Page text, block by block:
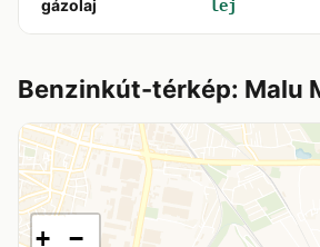
gázolaj lej
Benzinkút-térkép: Malu
+ −